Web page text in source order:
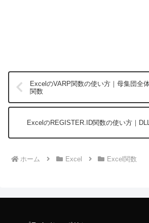
ExcelのVARP関数の使い方｜母集団全
関数
ExcelのREGISTER.ID関数の使い方｜
ホーム Excel Excel関数